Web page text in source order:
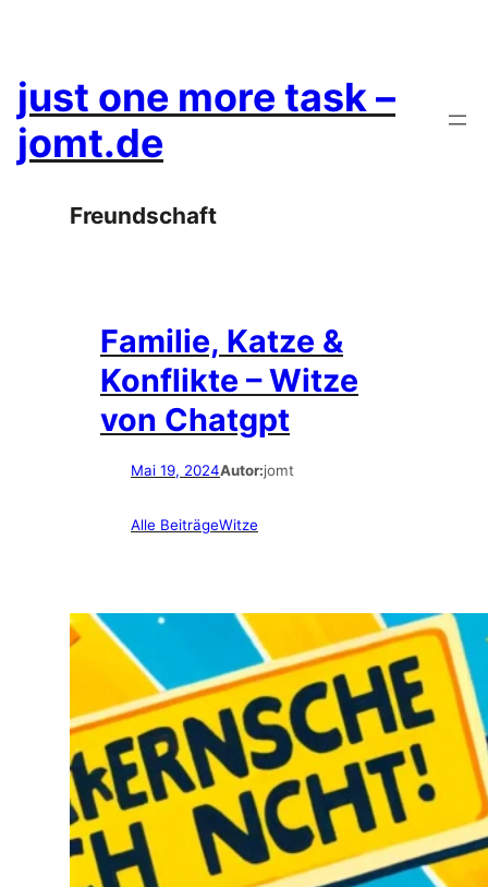
just one more task –
jomt.de
Freundschaft
Familie, Katze &
Konflikte – Witze
von Chatgpt
Mai 19, 2024Autor:jomt
Alle BeiträgeWitze